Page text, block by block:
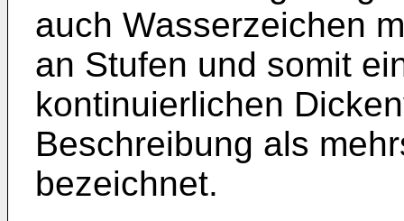
auch Wasserzeichen
an Stufen und somit
kontinuierlichen
Beschreibung als
bezeichnet.